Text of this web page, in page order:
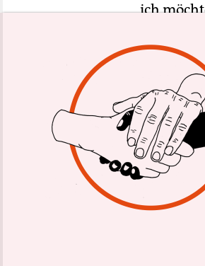
„ich
meiner
welt
mond sie
einer
Man
„Drei